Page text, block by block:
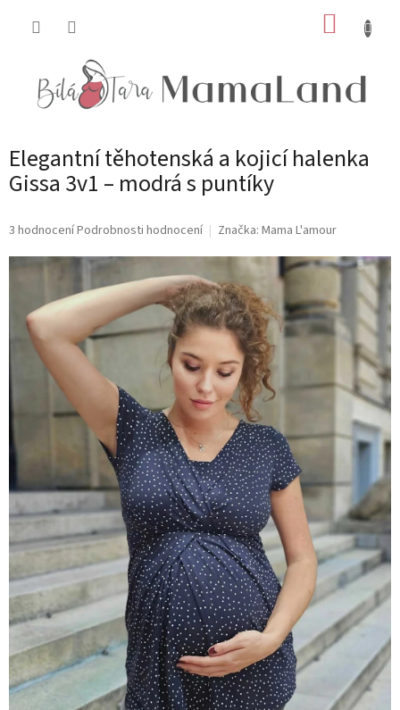
Elegantní těhotenská a kojicí halenka
Gissa 3v1 – modrá s puntíky
Průměrné
produktu
hvězdiček.
3 hodnoceníPodrobnosti hodnocení Značka: Mama L'amour